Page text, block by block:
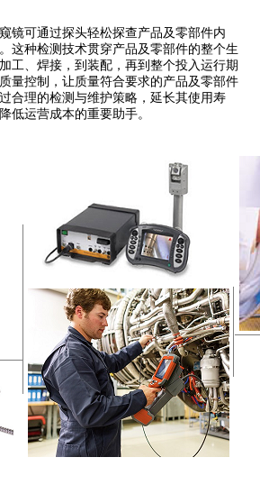
镜可通过探头轻松探查产品及零部件内
这种检测技术贯穿产品及零部件的整个生
工、焊接，到装配，再到整个投入运行期
量控制，让质量符合要求的产品及零部件
合理的检测与维护策略，延长其使用寿
低运营成本的重要助手。